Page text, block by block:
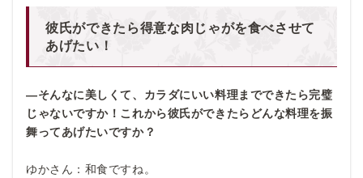
彼氏ができたら得意な肉じゃがを食べさせて
あげたい！
―そんなに美しくて、カラダにいい料理までできたら完璧
じゃないですか！これから彼氏ができたらどんな料理を振
舞ってあげたいですか？
ゆかさん：和食ですね。